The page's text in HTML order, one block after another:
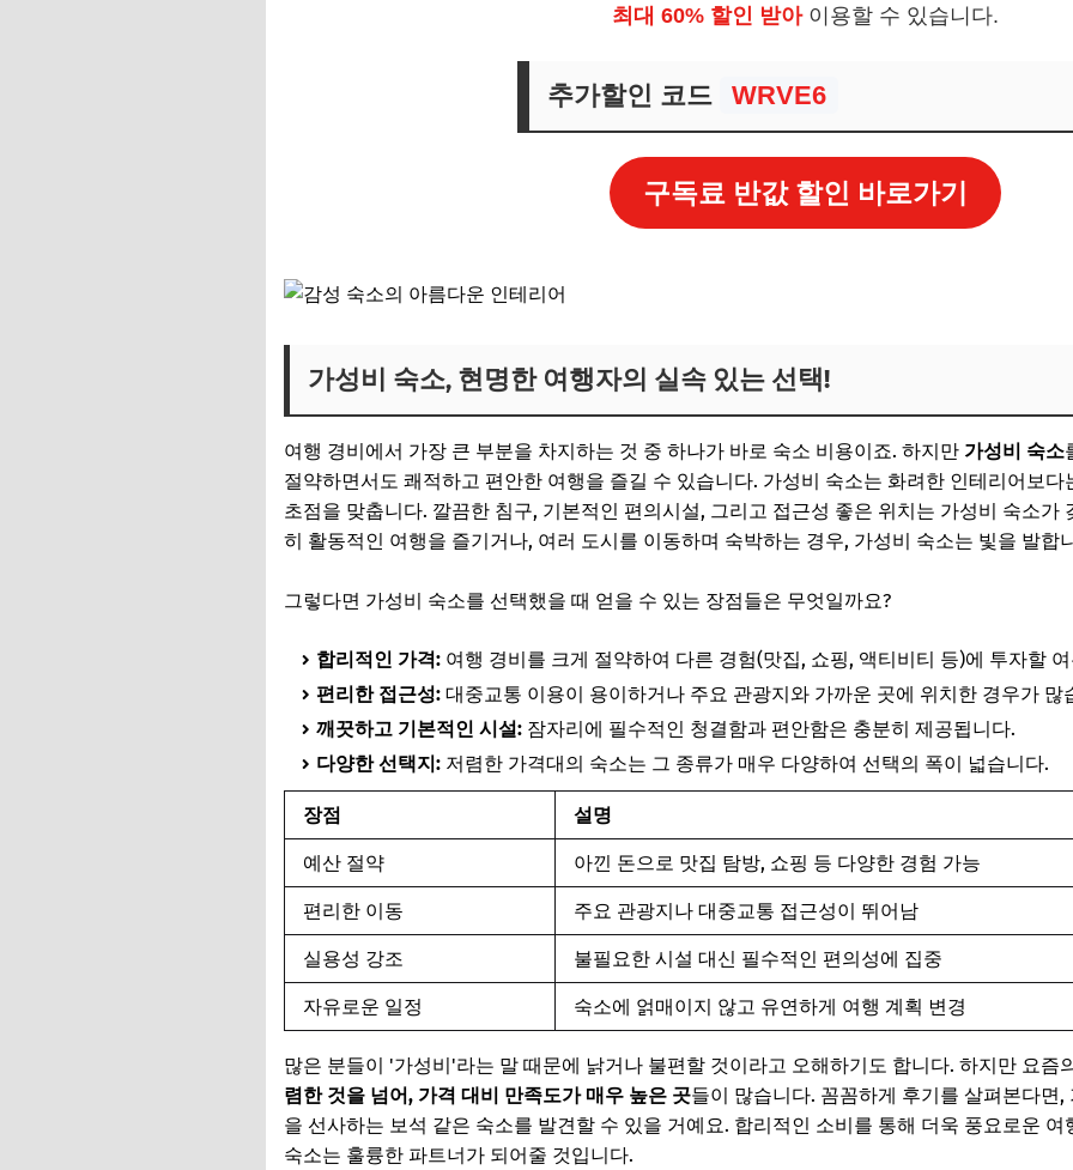
최대 60% 할인 받아이용할 수 있습니다.
추가할인 코드 WRVE6
구독료 반값 할인 바로가기
가성비 숙소, 현명한 여행자의 실속 있는 선택!
여행 경비에서 가장 큰 부분을 차지하는 것 중 하나가 바로 숙소 비용이죠. 하지만 가성비 숙소
절약하면서도 쾌적하고 편안한 여행을 즐길 수 있습니다. 가성비 숙소는 화려한 인테리어보
초점을 맞춥니다. 깔끔한 침구, 기본적인 편의시설, 그리고 접근성 좋은 위치는 가성비 숙소가
히 활동적인 여행을 즐기거나, 여러 도시를 이동하며 숙박하는 경우, 가성비 숙소는 빛을 발합
그렇다면 가성비 숙소를 선택했을 때 얻을 수 있는 장점들은 무엇일까요?
합리적인 가격: 여행 경비를 크게 절약하여 다른 경험(맛집, 쇼핑, 액티비티 등)에 투자할
편리한 접근성: 대중교통 이용이 용이하거나 주요 관광지와 가까운 곳에 위치한 경우가 많
깨끗하고 기본적인 시설: 잠자리에 필수적인 청결함과 편안함은 충분히 제공됩니다.
다양한 선택지: 저렴한 가격대의 숙소는 그 종류가 매우 다양하여 선택의 폭이 넓습니다.
장점 설명
예산 절약 아낀 돈으로 맛집 탐방, 쇼핑 등 다양한 경험 가능
편리한 이동 주요 관광지나 대중교통 접근성이 뛰어남
실용성 강조 불필요한 시설 대신 필수적인 편의성에 집중
자유로운 일정 숙소에 얽매이지 않고 유연하게 여행 계획 변경
많은 분들이 '가성비'라는 말 때문에 낡거나 불편할 것이라고 오해하기도 합니다. 하지만 요즘
렴한 것을 넘어, 가격 대비 만족도가 매우 높은 곳들이 많습니다. 꼼꼼하게 후기를 살펴본다면
을 선사하는 보석 같은 숙소를 발견할 수 있을 거예요. 합리적인 소비를 통해 더욱 풍요로운
숙소는 훌륭한 파트너가 되어줄 것입니다.